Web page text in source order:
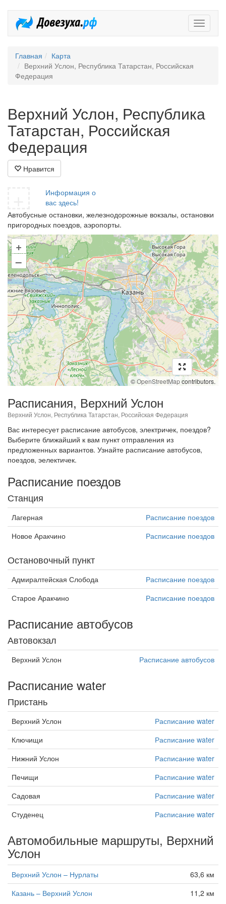
Главная
Карта
Верхний Услон, Республика Татарстан, Российская
Федерация
Верхний Услон, Республика
Татарстан, Российская
Федерация
Нравится
Информация о
вас здесь!
Автобусные остановки, железнодорожные вокзалы, остановки
пригородных поездов, аэропорты.
+
–
©OpenStreetMapcontributors.
Расписания, Верхний Услон
Верхний Услон, Республика Татарстан, Российская Федерация
Вас интересует расписание автобусов, электричек, поездов?
Выберите ближайший к вам пункт отправления из
предложенных вариантов. Узнайте расписание автобусов,
поездов, эелектичек.
Расписание поездов
Станция
Лагерная
Расписание поездов
Новое Аракчино
Расписание поездов
Остановочный пункт
Адмиралтейская Слобода
Расписание поездов
Старое Аракчино
Расписание поездов
Расписание автобусов
Автовокзал
Верхний Услон Расписание автобусов
Расписание water
Пристань
Верхний Услон
Расписание water
Ключищи
Расписание water
Нижний Услон
Расписание water
Печищи
Расписание water
Садовая
Расписание water
Студенец
Расписание water
Автомобильные маршруты, Верхний
Услон
Верхний Услон – Нурлаты
63,6 км
Казань – Верхний Услон
11,2 км